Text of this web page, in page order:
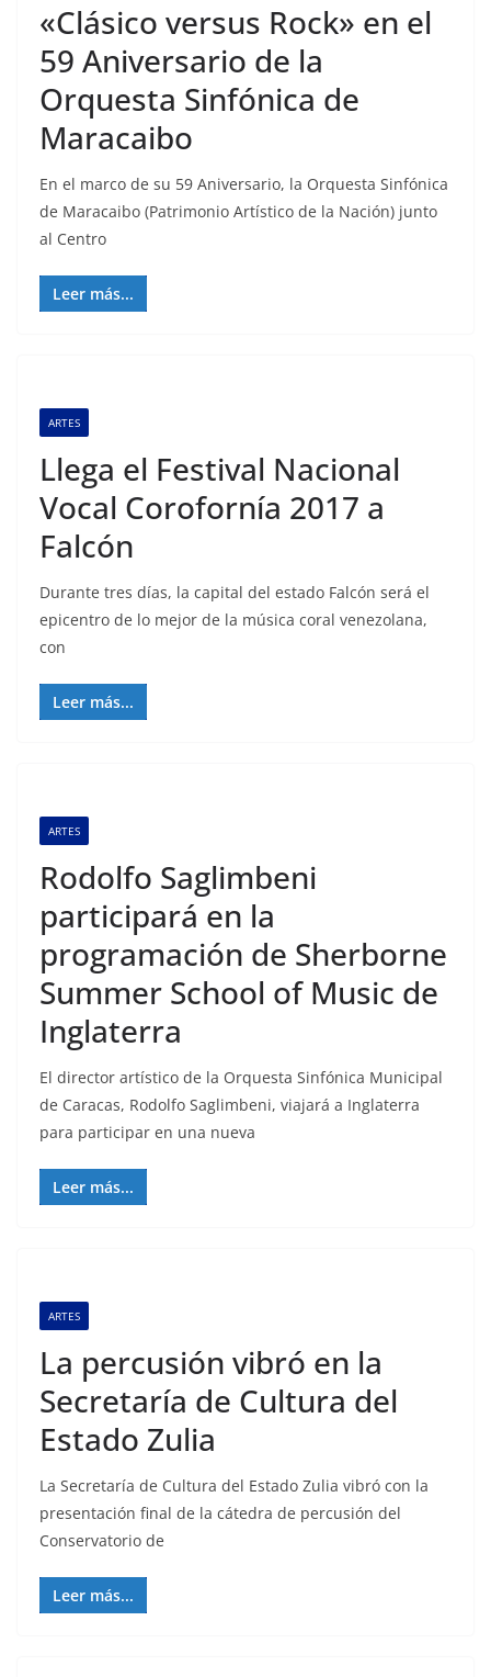
«Clásico versus Rock» en el
59 Aniversario de la
Orquesta Sinfónica de
Maracaibo
En el marco de su 59 Aniversario, la Orquesta Sinfónica
de Maracaibo (Patrimonio Artístico de la Nación) junto
al Centro
Leer más...
ARTES
Llega el Festival Nacional
Vocal Corofornía 2017 a
Falcón
Durante tres días, la capital del estado Falcón será el
epicentro de lo mejor de la música coral venezolana,
con
Leer más...
ARTES
Rodolfo Saglimbeni
participará en la
programación de Sherborne
Summer School of Music de
Inglaterra
El director artístico de la Orquesta Sinfónica Municipal
de Caracas, Rodolfo Saglimbeni, viajará a Inglaterra
para participar en una nueva
Leer más...
ARTES
La percusión vibró en la
Secretaría de Cultura del
Estado Zulia
La Secretaría de Cultura del Estado Zulia vibró con la
presentación final de la cátedra de percusión del
Conservatorio de
Leer más...